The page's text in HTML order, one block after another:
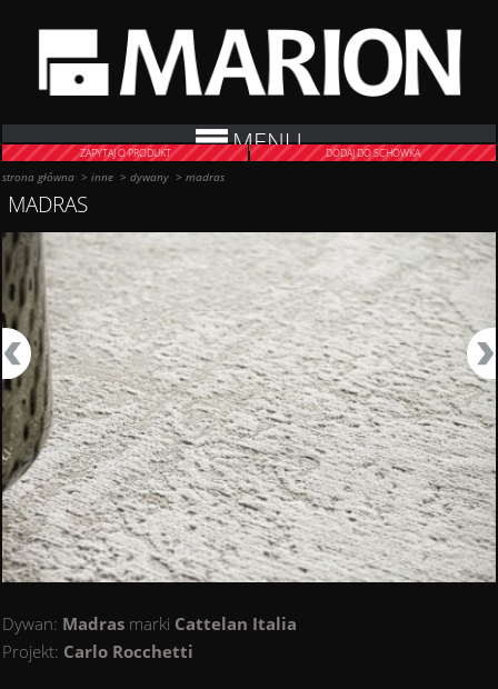
MENU
ZAPYTAJ O PRODUKT DODAJ DO SCHOWKA
strona główna >inne >dywany >madras
MADRAS
Dywan: Madras marki Cattelan Italia
Projekt: Carlo Rocchetti